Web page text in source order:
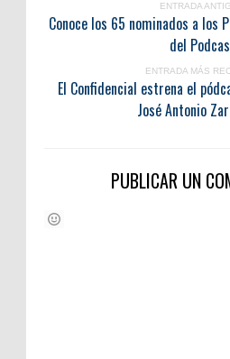
ENTRADA
Conoce los 65 nominados a los
del
ENTRADA MÁS
El Confidencial estrena el
José Antonio
PUBLICAR UN